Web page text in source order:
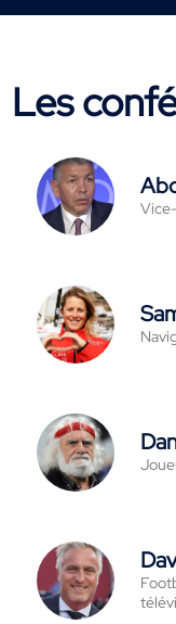
Les